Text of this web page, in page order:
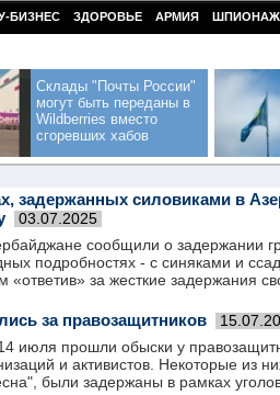
БИЗНЕС ЗДОРОВЬЕ АРМИЯ ШПИОНАЖ
Склады "Почты России"
могут быть переданы в
Wildberries вместо
сгоревших хабов
задержанных силовиками в
03.07.2025
сообщили о задержании
подробностях - с синяками и
за жесткие задержания
за правозащитников
июля прошли обыски у
и активистов. Некоторые из
были задержаны в рамках